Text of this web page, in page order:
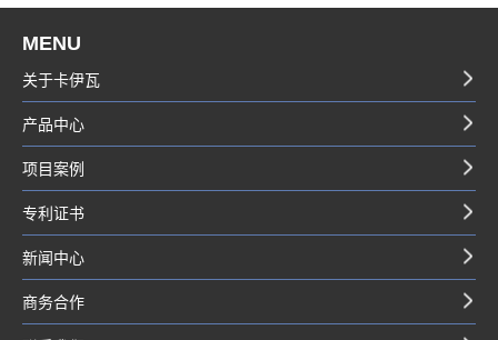
MENU
关于卡伊瓦
产品中心
项目案例
专利证书
新闻中心
商务合作